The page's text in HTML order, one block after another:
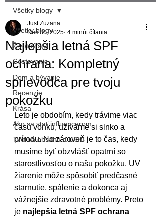
Všetky blogy
Životný štýl
Cestovanie
Dom a bývanie
Recenzie
Krása
Ako sa stať influencerom
Tvorba obsahu a UGC
Všetky blogy
Najlepšia letná SPF
ochrana: Kompletný
sprievodca pre tvoju
pokožku
Just Zuzana
Dec 30, 2025 4 minút čítania
Leto je obdobím, kedy trávime viac
času vonku, užívame si slnko a
prírodu. No zároveň je to čas, kedy
musíme byť obzvlášť opatrní so
starostlivosťou o našu pokožku. UV
žiarenie môže spôsobiť predčasné
starnutie, spálenie a dokonca aj
vážnejšie zdravotné problémy. Preto
je najlepšia letná SPF ochrana